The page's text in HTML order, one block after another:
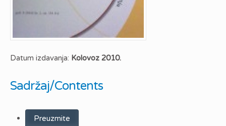
Datum izdavanja: Kolovoz 2010.
Sadržaj/Contents
Preuzmite